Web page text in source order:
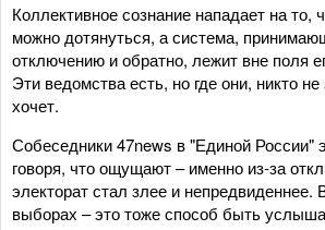
Коллективное сознание нападает на то,
можно дотянуться, а система,
отключению и обратно, лежит вне поля
Эти ведомства есть, но где они, никто
хочет.
Собеседники 47news в "Единой России"
говоря, что ощущают – именно из-за
электорат стал злее и непредвиденнее.
выборах – это тоже способ быть